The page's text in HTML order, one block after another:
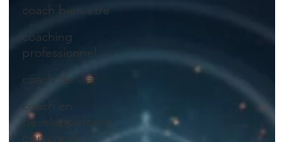
coach bien etre
coaching
professionnel
coach de vie
coach en
développement
personnel